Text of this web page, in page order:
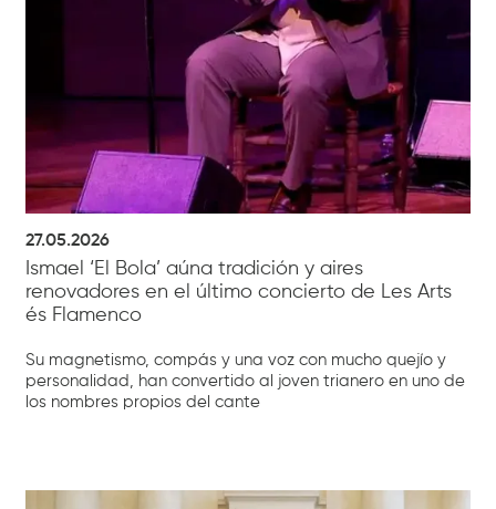
27.05.2026
Ismael ‘El Bola’ aúna tradición y aires
renovadores en el último concierto de Les Arts
és Flamenco
Su magnetismo, compás y una voz con mucho quejío y
personalidad, han convertido al joven trianero en uno de
los nombres propios del cante